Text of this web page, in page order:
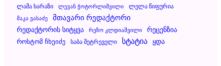
Ლაშა Ხარაზი Ლევან Ჭოტორლიშვილი
Ლელა Წიფურია
Მაკა Ვასაძე
Მთავარი Რედაქტორი
Რედაქტორის Სიტყვა Რეზო Კლდიაშვილი Რეცენზია
Როსტომ Ჩხეიძე Საბა Მეტრეველი Სტატია Ყდა